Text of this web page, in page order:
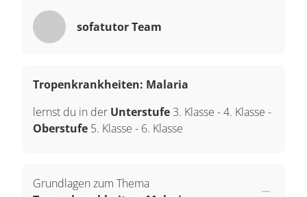
sofatutor Team
Tropenkrankheiten: Malaria
lernst du in der Unterstufe 3. Klasse -4. Klasse -
Oberstufe 5. Klasse - 6. Klasse
Grundlagen zum Thema